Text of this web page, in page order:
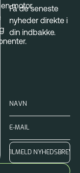
Få de seneste
nyheder direkte i
din indbakke.